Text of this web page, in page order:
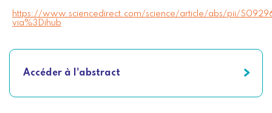
https://www.sciencedirect.com/science/article/abs/pii/
via%3Dihub
Accéder à l'abstract